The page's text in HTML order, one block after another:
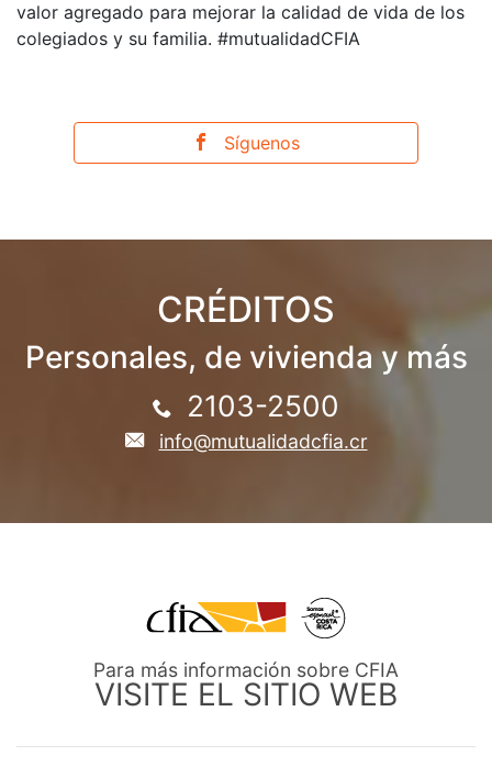
valor agregado para mejorar la calidad de vida de los
colegiados y su familia. #mutualidadCFIA
Síguenos
CRÉDITOS
Personales, de vivienda y más
2103-2500
info@mutualidadcfia.cr
Para más información sobre CFIA
VISITE EL SITIO WEB